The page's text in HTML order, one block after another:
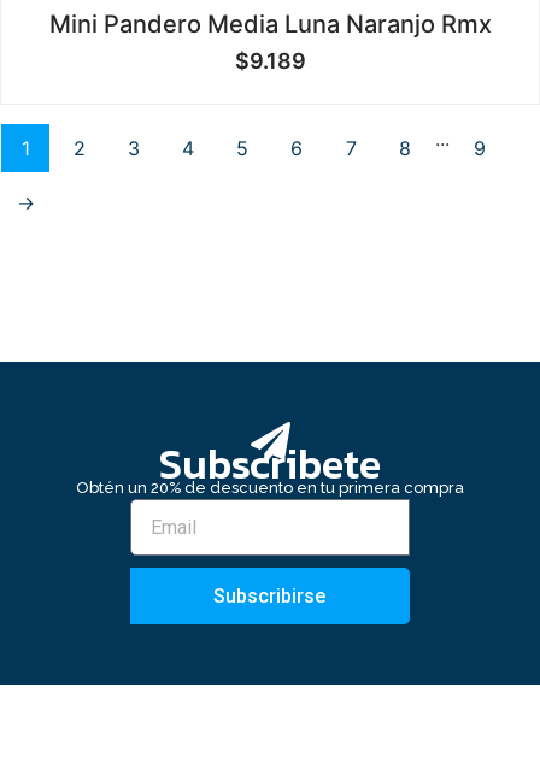
Valorado
en
de
Mini Pandero Media Luna Naranjo Rmx
$9.189
1 2 3 4 5 6 7 8 ... 9
→
Subscribete
Obtén un 20% de descuento en tu primera compra
Subscribirse